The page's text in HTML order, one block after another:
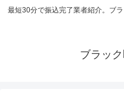
最短30分で振込完了業者紹介。ブ
ブラッ